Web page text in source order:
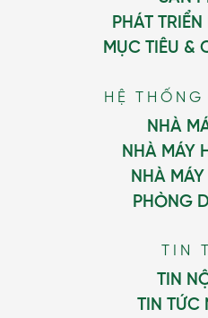
PHÁT
MỤC TIÊU &
HỆ THỐNG
NHÀ
NHÀ MÁY
NHÀ
PHÒNG
TIN
TIN
TIN TỨC